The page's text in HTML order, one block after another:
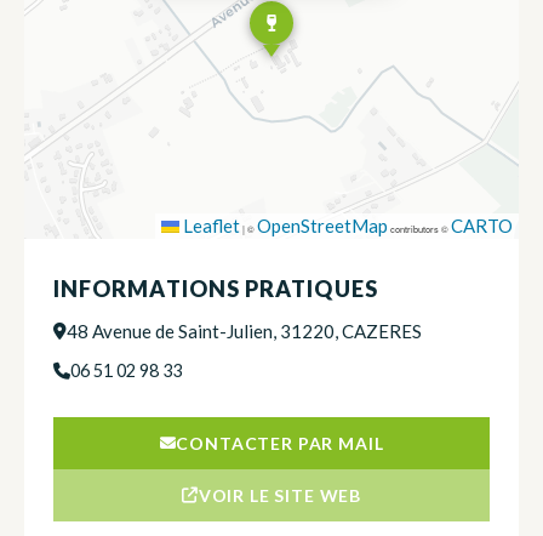
Leaflet|©OpenStreetMap contributors ©CARTO
INFORMATIONS PRATIQUES
48 Avenue de Saint-Julien, 31220, CAZERES
06 51 02 98 33
CONTACTER PAR MAIL
VOIR LE SITE WEB